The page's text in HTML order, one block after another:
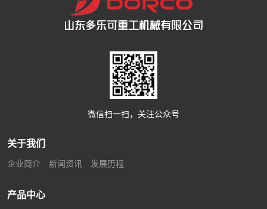
微信扫一扫，关注公众号
关于我们
企业简介 新闻资讯 发展历程
产品中心